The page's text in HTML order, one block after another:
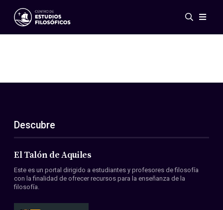
Eventos
ES
EN
Acerca de nosotros
Miembros
Convenios
Descubre
El Talón de Aquiles
Este es un portal dirigido a estudiantes y profesores de filosofía
con la finalidad de ofrecer recursos para la enseñanza de la
filosofía.